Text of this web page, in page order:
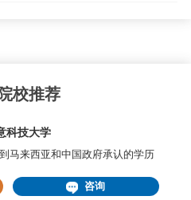
校推荐
科技大学
马来西亚和中国政府承认的学历
咨询